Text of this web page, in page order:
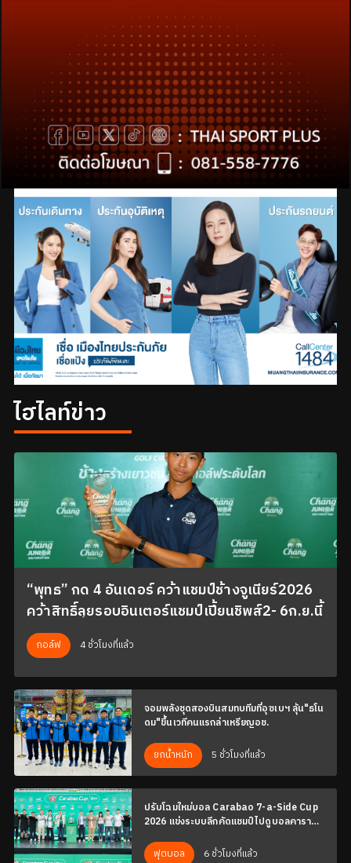
ไฮไลท์ข่าว
“พุทธ” กด 4 อันเดอร์ คว้าแชมป์ช้างจูเนียร์2026
คว้าสิทธิ์ลุยรอบอินเตอร์แชมป์เปี้ยนชิพส์2- 6ก.ย.นี้
กอล์ฟ 4 ชั่วโมงที่แล้ว
จอมพลังชุดสองบินสมทบทีมที่อุซเบฯ ลุ้น"ธโน
ดม"ขึ้นเวทีคนแรกล่าเหรียญอช.
ยกน้ำหนัก 5 ชั่วโมงที่แล้ว
ปรับโฉมใหม่บอล Carabao 7-a-Side Cup
2026 แข่งระบบลีกคัดแชมป์ไปดูบอลคารา
ฟุตบอล
6 ชั่วโมงที่แล้ว